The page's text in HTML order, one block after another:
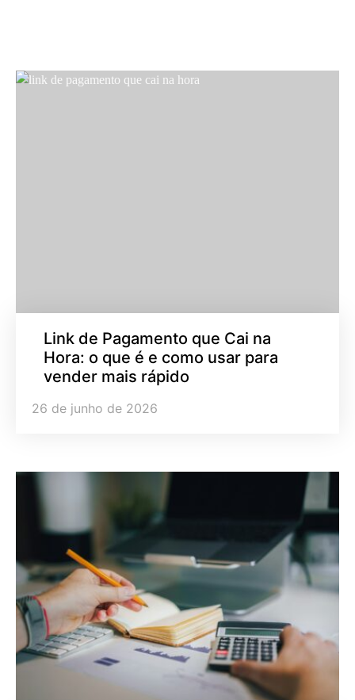
Link de Pagamento que Cai na
Hora: o que é e como usar para
vender mais rápido
26 de junho de 2026